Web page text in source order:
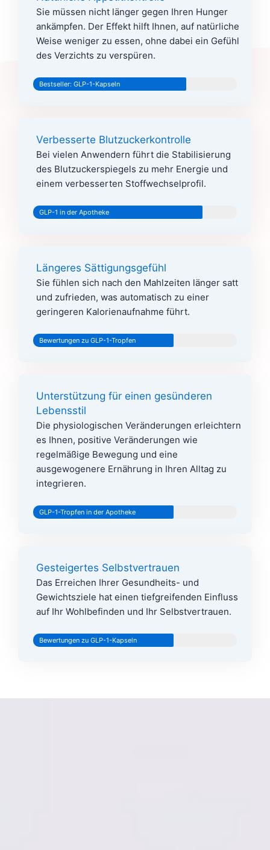
Sie müssen nicht länger gegen Ihren Hunger
ankämpfen. Der Effekt hilft Ihnen, auf natürliche
Weise weniger zu essen, ohne dabei ein Gefühl
des Verzichts zu verspüren.
Bestseller: GLP-1-Kapseln
Verbesserte Blutzuckerkontrolle
Bei vielen Anwendern führt die Stabilisierung
des Blutzuckerspiegels zu mehr Energie und
einem verbesserten Stoffwechselprofil.
GLP-1 in der Apotheke
Längeres Sättigungsgefühl
Sie fühlen sich nach den Mahlzeiten länger satt
und zufrieden, was automatisch zu einer
geringeren Kalorienaufnahme führt.
Bewertungen zu GLP-1-Tropfen
Unterstützung für einen gesünderen
Lebensstil
Die physiologischen Veränderungen erleichtern
es Ihnen, positive Veränderungen wie
regelmäßige Bewegung und eine
ausgewogenere Ernährung in Ihren Alltag zu
integrieren.
GLP-1-Tropfen in der Apotheke
Gesteigertes Selbstvertrauen
Das Erreichen Ihrer Gesundheits- und
Gewichtsziele hat einen tiefgreifenden Einfluss
auf Ihr Wohlbefinden und Ihr Selbstvertrauen.
Bewertungen zu GLP-1-Kapseln